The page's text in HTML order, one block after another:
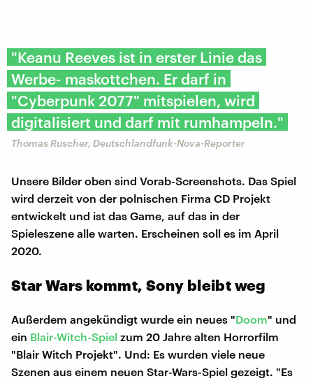
"Keanu Reeves ist in erster Linie das
Werbe- maskottchen. Er darf in
"Cyberpunk 2077" mitspielen, wird
digitalisiert und darf mit rumhampeln."
Thomas Ruscher, Deutschlandfunk-Nova-Reporter
Unsere Bilder oben sind Vorab-Screenshots. Das Spiel
wird derzeit von der polnischen Firma CD Projekt
entwickelt und ist das Game, auf das in der
Spieleszene alle warten. Erscheinen soll es im April
2020.
Star Wars kommt, Sony bleibt weg
Außerdem angekündigt wurde ein neues "Doom" und
ein Blair-Witch-Spiel zum 20 Jahre alten Horrorfilm
"Blair Witch Projekt". Und: Es wurden viele neue
Szenen aus einem neuen Star-Wars-Spiel gezeigt. "Es